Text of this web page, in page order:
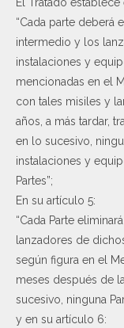
“Cada parte deberá
intermedio y los
instalaciones y
mencionadas en el
con tales misiles y
años, a más tardar,
en lo sucesivo,
instalaciones y
Partes”;
En su artículo 5:
“Cada Parte
lanzadores de
según figura en el
meses después de
sucesivo, ninguna
y en su artículo 6: